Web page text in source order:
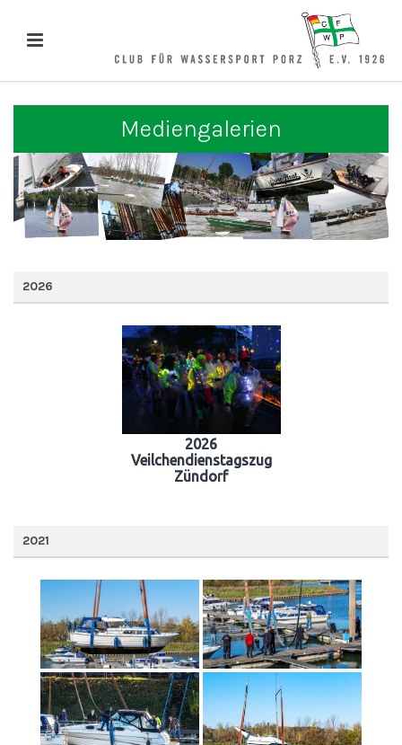
Mediengalerien
2026
2026
Veilchendienstagszug
Zündorf
2021